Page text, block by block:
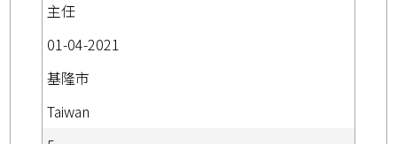
主任
01-04-2021
基隆市
Taiwan